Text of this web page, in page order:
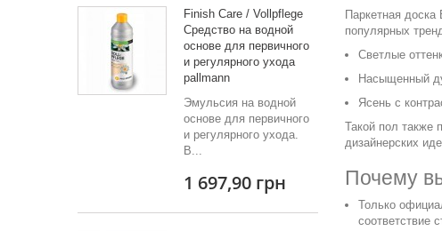
Finish Care / Vollpflege
Средство на водной
основе для первичного
и регулярного ухода
pallmann
Эмульсия на водной
основе для первичного
и регулярного ухода.
В...
1 697,90 грн
Паркетная
популярных
Светлые
Насыщенный
Ясень с
Такой пол также
дизайнерских
Почему
Только
соответствие